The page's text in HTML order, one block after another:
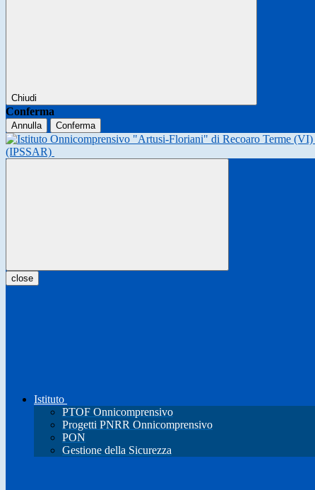
Chiudi
Conferma
Annulla Conferma
(IPSSAR)
close
Istituto
PTOF Onnicomprensivo
Progetti PNRR Onnicomprensivo
PON
Gestione della Sicurezza